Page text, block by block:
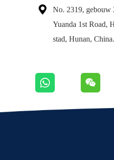

No. 2319, gebouw
Yuanda 1st Road,
stad, Hunan, China.